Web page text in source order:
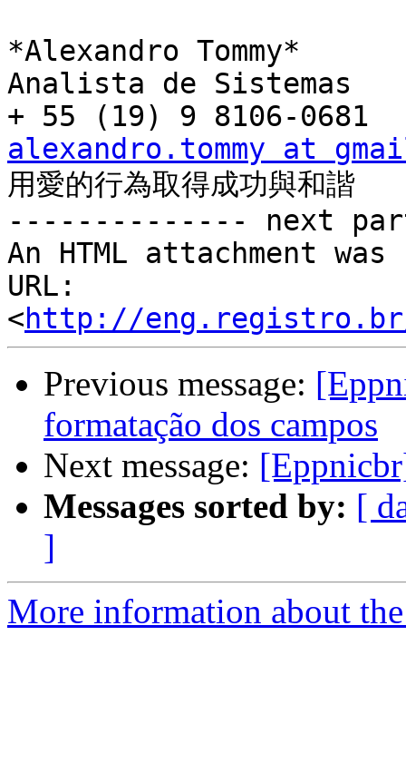
*Alexandro Tommy*
Analista de Sistemas
alexandro.tommy at
用愛的行為取得成功與和諧
-------------- next
An HTML attachment
URL:
<http://eng.registro.br/
Previous message:
formatação dos campos
Next message:
Messages sorted by: [
]
More information about